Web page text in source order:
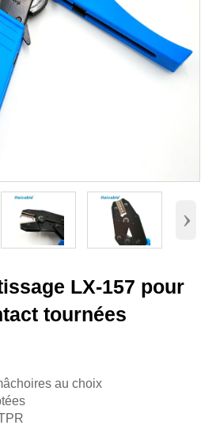
›
LX-157 pour
tournées
au choix